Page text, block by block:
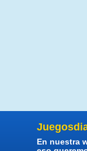
En nuestra